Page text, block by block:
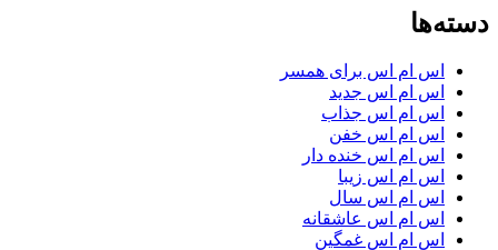
دسته‌ها
اس ام اس برای همسر
اس ام اس جدید
اس ام اس جذاب
اس ام اس خفن
اس ام اس خنده دار
اس ام اس زیبا
اس ام اس سال
اس ام اس عاشقانه
اس ام اس غمگین